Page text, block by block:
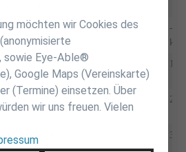
-50
kg
JC Bushido
Wüstems
Hessen 1.
JZ Heubach 2.
3.
möchten wir Cookies des
sowie Eye-Able®
Google Maps (Vereinskarte)
(Termine) einsetzen. Über
wir uns freuen. Vielen